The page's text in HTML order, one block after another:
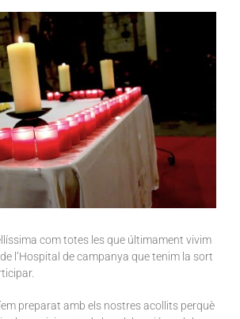
com totes les que últimament vivim
l’Hospital de campanya que tenim la sort
preparat amb els nostres acollits perquè